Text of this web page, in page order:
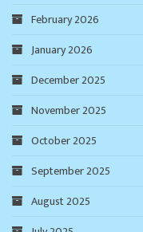
February 2026
January 2026
December 2025
November 2025
October 2025
September 2025
August 2025